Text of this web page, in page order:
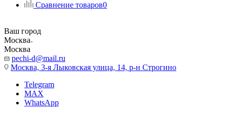
Сравнение товаров0
Ваш город
Москва
Москва
pechi-d@mail.ru
Москва, 3-я Лыковская улица, 14, р-н Строгино
Telegram
MAX
WhatsApp